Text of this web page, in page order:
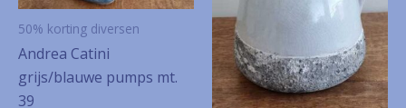
50% korting diversen
Andrea Catini
grijs/blauwe pumps mt.
39